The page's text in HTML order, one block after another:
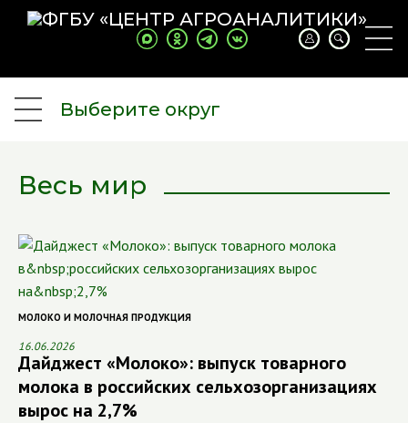
Выберите округ
Весь мир
МОЛОКО И МОЛОЧНАЯ ПРОДУКЦИЯ
16.06.2026
Дайджест «Молоко»: выпуск товарного
молока в российских сельхозорганизациях
вырос на 2,7%